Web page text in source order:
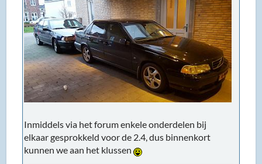
Inmiddels via het forum enkele onderdelen bij
elkaar gesprokkeld voor de 2.4, dus binnenkort
kunnen we aan het klussen